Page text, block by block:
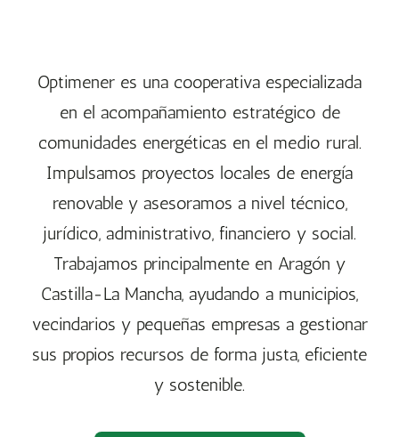
Optimener es una cooperativa especializada
en el acompañamiento estratégico de
comunidades energéticas en el medio rural.
Impulsamos proyectos locales de energía
renovable y asesoramos a nivel técnico,
jurídico, administrativo, financiero y social.
Trabajamos principalmente en Aragón y
Castilla-La Mancha, ayudando a municipios,
vecindarios y pequeñas empresas a gestionar
sus propios recursos de forma justa, eficiente
y sostenible.